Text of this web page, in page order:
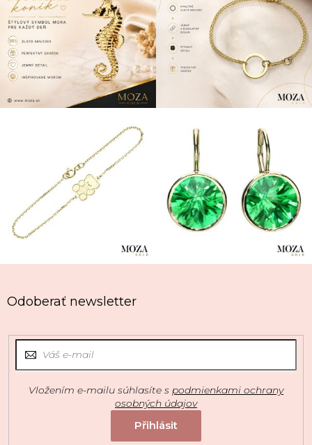
Odoberať newsletter
Vložením e-mailu súhlasíte s podmienkami ochrany
osobných údajov